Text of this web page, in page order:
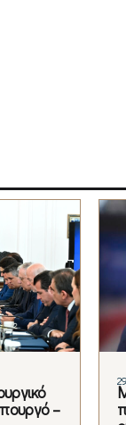
–